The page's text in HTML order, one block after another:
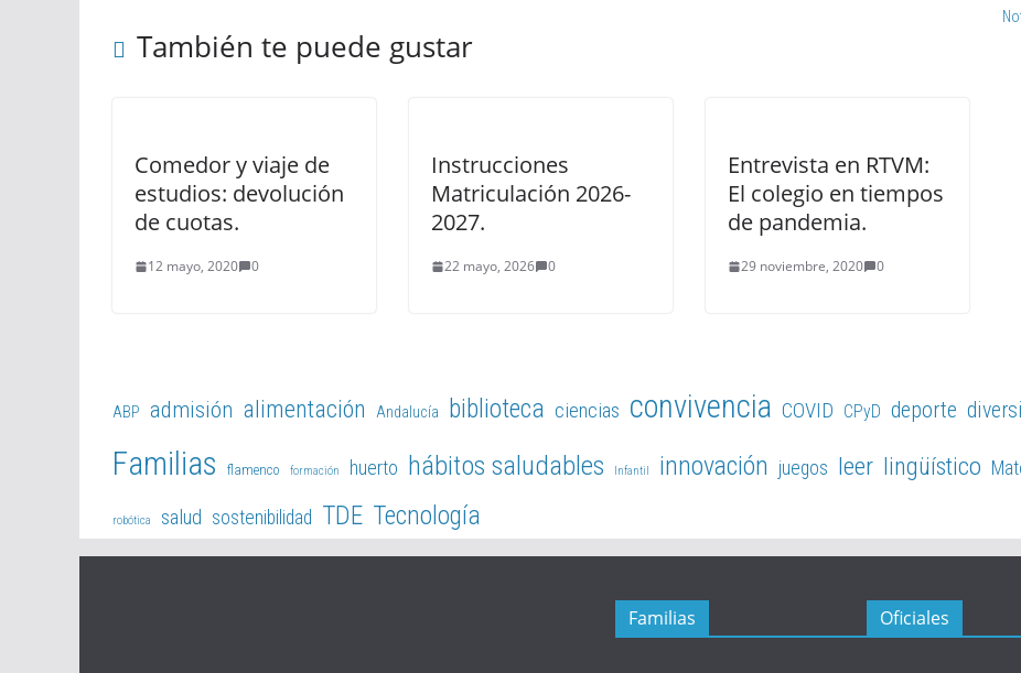
También te puede gustar
Comedor y viaje de
estudios: devolución
de cuotas.
12 mayo, 2020 0
Instrucciones
Matriculación 2026-
2027.
22 mayo, 2026 0
Entrevista en RTVM:
El colegio en tiempos
de pandemia.
29 noviembre, 2020 0
ABP admisión alimentación Andalucía biblioteca ciencias convivencia COVID CPyD deporte
Familias flamenco formación huerto hábitos saludables Infantil innovación juegos leer lingüístico
robótica salud sostenibilidad TDE Tecnología
Familias Oficiales